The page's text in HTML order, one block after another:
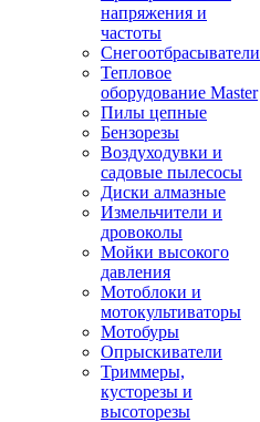
напряжения и
частоты
Снегоотбрасыватели
Тепловое
оборудование Master
Пилы цепные
Бензорезы
Воздуходувки и
садовые пылесосы
Диски алмазные
Измельчители и
дровоколы
Мойки высокого
давления
Мотоблоки и
мотокультиваторы
Мотобуры
Опрыскиватели
Триммеры,
кусторезы и
высоторезы